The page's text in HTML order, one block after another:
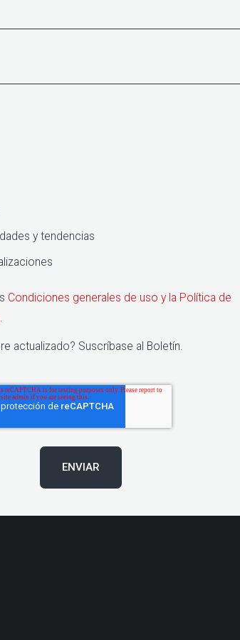
y tendencias
Condiciones generales de uso y la Política de
actualizado? Suscríbase al Boletín.